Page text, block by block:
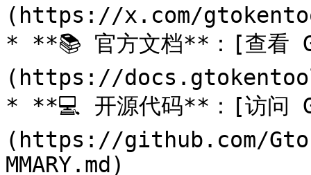
(https://x.com/
* **📚 官方文档**：[查看
(https://
* **💻 开源代码**：[访问
(https://github.com/
MMARY.md)